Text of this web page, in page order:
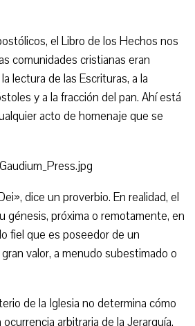
el Libro de los Hechos nos
comunidades cristianas eran
lectura de las Escrituras, a la
y a la fracción del pan. Ahí está
acto de homenaje que se
dice un proverbio. En realidad, el
génesis, próxima o remotamente, en
fiel que es poseedor de un
valor, a menudo subestimado o
de la Iglesia no determina cómo
arbitraria de la Jerarquía.